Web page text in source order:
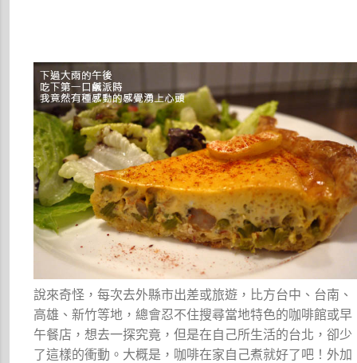
說來奇怪，每次去外縣市出差或旅遊，比方台中、台南、
高雄、新竹等地，總會忍不住搜尋當地特色的咖啡館或早
午餐店，想去一探究竟，但是在自己所生活的台北，卻少
了這樣的衝動。大概是，咖啡在家自己煮就好了吧！外加